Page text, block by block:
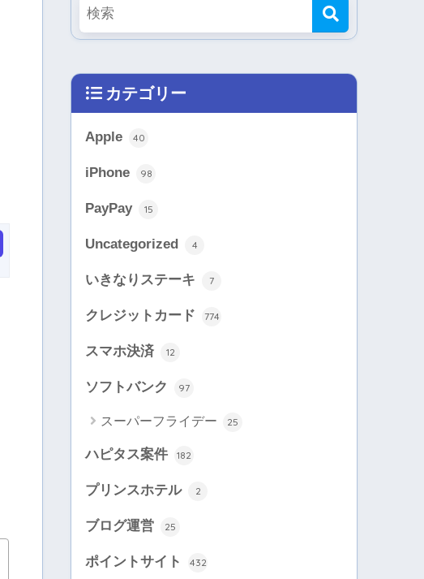
カテゴリー
Apple 40
iPhone 98
PayPay 15
Uncategorized 4
いきなりステーキ 7
クレジットカード 774
スマホ決済 12
ソフトバンク 97
スーパーフライデー 25
ハピタス案件 182
プリンスホテル 2
ブログ運営 25
ポイントサイト 432